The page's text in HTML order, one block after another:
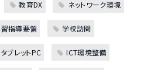
教育DX ネットワーク環境
指導要領 学校訪問
タブレットPC ICT環境整備